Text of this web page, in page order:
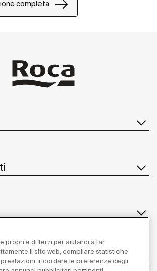
completa
propri e di terzi per aiutarci a far
il sito web, compilare statistiche
ricordare le preferenze degli